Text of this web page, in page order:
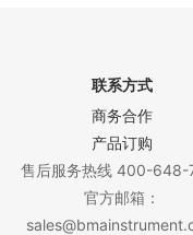
联系方式
商务合作
产品订购
售后服务热线 400-648-
官方邮箱：